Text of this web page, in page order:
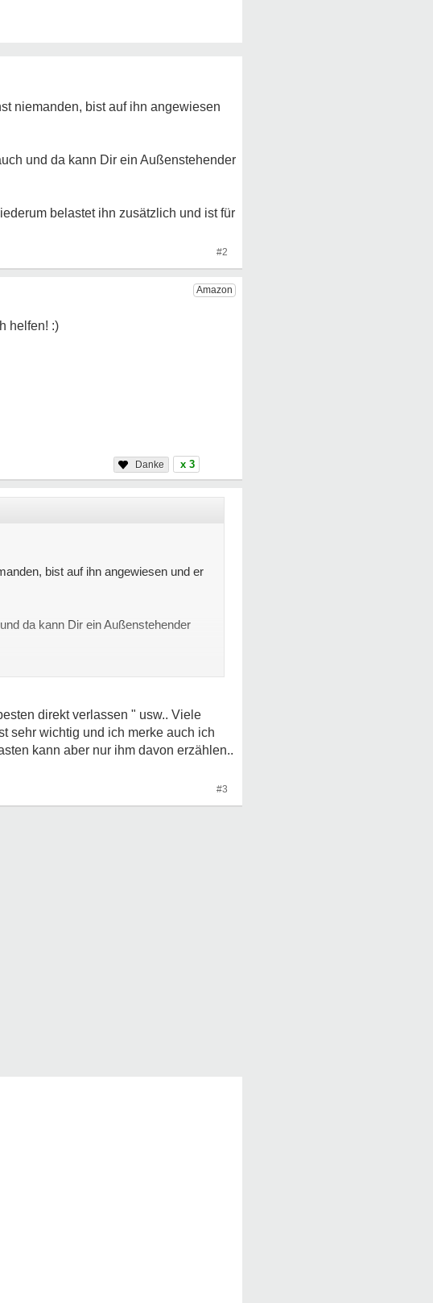
niemanden, bist auf ihn angewiesen
und da kann Dir ein Außenstehender
belastet ihn zusätzlich und ist für
#2
x 3
bist auf ihn angewiesen und er
da kann Dir ein Außenstehender
belastet ihn zusätzlich und ist für
direkt verlassen " usw.. Viele
sehr wichtig und ich merke auch ich
kann aber nur ihm davon erzählen..
#3